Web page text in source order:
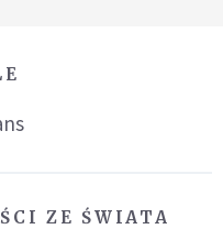
ZE ŚWIATA